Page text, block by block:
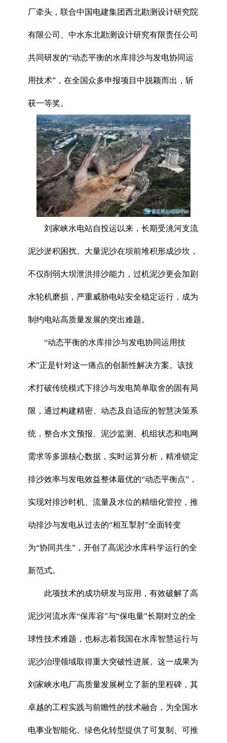
厂牵头，联合中国电建集团西北勘测设计研究院
有限公司、中水东北勘测设计研究有限责任公司
共同研发的“动态平衡的水库排沙与发电协同运
用技术”，在全国众多申报项目中脱颖而出，斩
获一等奖。
刘家峡水电站自投运以来，长期受洮河支流
泥沙淤积困扰。大量泥沙在坝前堆积形成沙坎，
不仅削弱大坝泄洪排沙能力，过机泥沙更会加剧
水轮机磨损，严重威胁电站安全稳定运行，成为
制约电站高质量发展的突出难题。
“动态平衡的水库排沙与发电协同运用技
术”正是针对这一痛点的创新性解决方案。该技
术打破传统模式下排沙与发电简单取舍的固有局
限，通过构建精密、动态及自适应的智慧决策系
统，整合水文预报、泥沙监测、机组状态和电网
需求等多源核心数据，实时运算分析，精准锁定
排沙效率与发电效益整体最优的“动态平衡点”，
实现对排沙时机、流量及水位的精细化管控，推
动排沙与发电从过去的“相互掣肘”全面转变
为“协同共生”，开创了高泥沙水库科学运行的全
新范式。
此项技术的成功研发与应用，有效破解了高
泥沙河流水库“保库容”与“保电量”长期对立的全
球性技术难题，也标志着我国在水库智慧运行与
泥沙治理领域取得重大突破性进展。这一成果为
刘家峡水电厂高质量发展树立了新的里程碑，其
卓越的工程实践与前瞻性的技术融合，为全国水
电事业智能化、绿色化转型提供了可复制、可推